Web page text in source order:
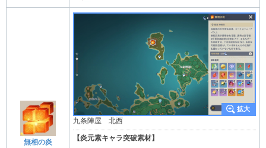
無相の炎
九条陣屋 北西
【炎元素キャラ突破素材】